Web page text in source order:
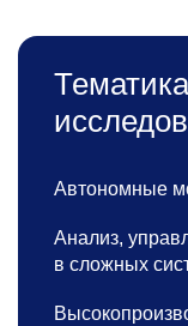
Автономные
Анализ,
в сложных